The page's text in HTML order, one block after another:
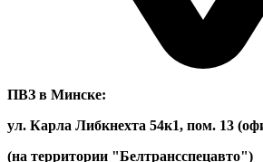
ПВЗ в Минске:
ул. Карла Либкнехта 54к1, пом. 13
(на территории "Белтрансспецавто")